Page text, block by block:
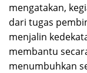
mengatakan,
dari tugas
menjalin
membantu
menumbuhkan